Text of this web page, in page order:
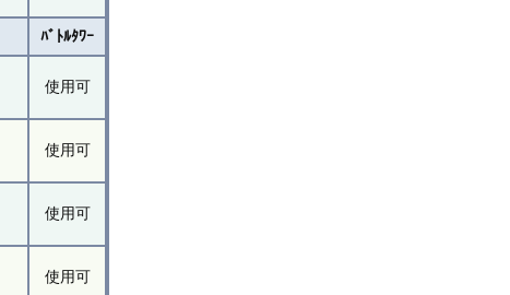
ﾊﾞﾄﾙﾀﾜｰ
使用可
使用可
使用可
使用可